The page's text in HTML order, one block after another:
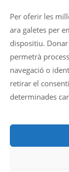
Per oferir les
ara galetes per
dispositiu.
permetrà
navegació o
retirar el
determinades